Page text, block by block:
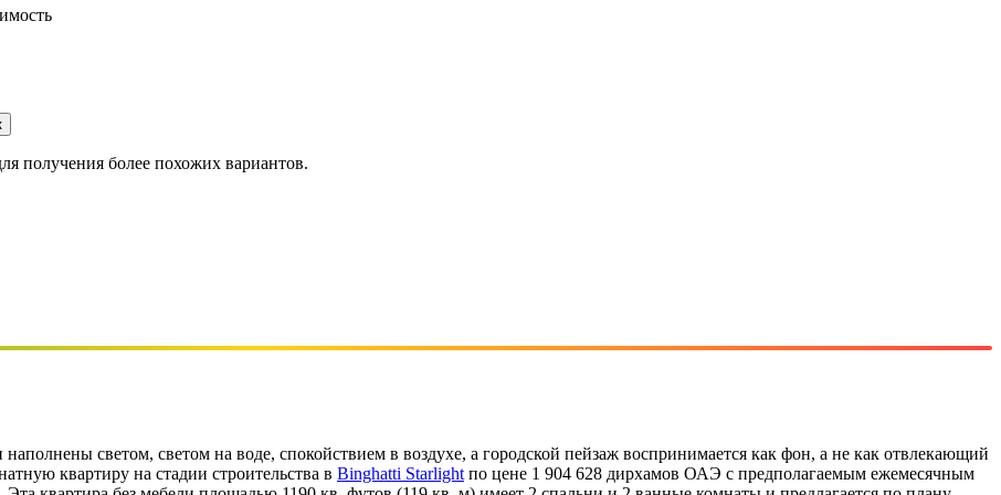
получения более похожих вариантов.
светом, светом на воде, спокойствием в воздухе, а городской пейзаж воспринимается как фон, а не как отвлекающий
квартиру на стадии строительства в Binghatti Starlight по цене 1 904 628 дирхамов ОАЭ с предполагаемым ежемесячным